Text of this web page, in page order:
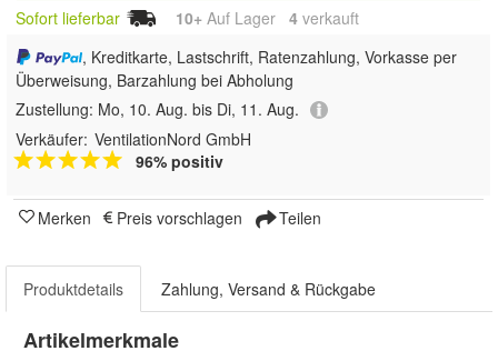
Sofort lieferbar 10+ Auf Lager 4 verkauft
, Kreditkarte, Lastschrift, Ratenzahlung, Vorkasse per
Überweisung, Barzahlung bei Abholung
Zustellung: Mo, 10. Aug. bis Di, 11. Aug.
Verkäufer: VentilationNord GmbH
96% positiv
Merken Preis vorschlagen Teilen
Produktdetails Zahlung, Versand & Rückgabe
Artikelmerkmale